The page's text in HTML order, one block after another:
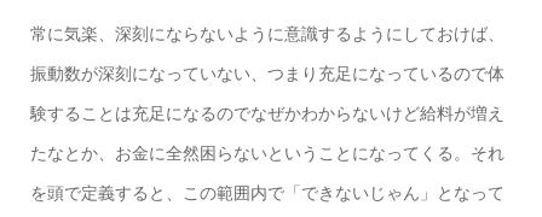
常に気楽、深刻にならないように意識するようにしておけば、
振動数が深刻になっていない、つまり充足になっているので体
験することは充足になるのでなぜかわからないけど給料が増え
たなとか、お金に全然困らないということになってくる。それ
を頭で定義すると、この範囲内で「できないじゃん」となって